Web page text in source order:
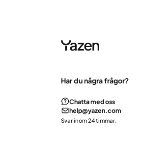
Har du några frågor?
Chatta med oss
help@yazen.com
Svar inom 24 timmar.